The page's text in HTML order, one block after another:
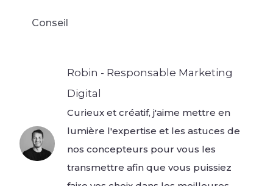
Conseil
Robin - Responsable Marketing
Digital
Curieux et créatif, j'aime mettre en
lumière l'expertise et les astuces de
nos concepteurs pour vous les
transmettre afin que vous puissiez